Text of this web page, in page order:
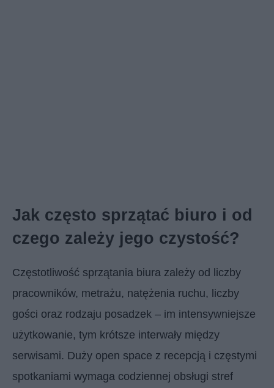
Jak często sprzątać biuro i od
czego zależy jego czystość?
Częstotliwość sprzątania biura zależy od liczby
pracowników, metrażu, natężenia ruchu, liczby
gości oraz rodzaju posadzek – im intensywniejsze
użytkowanie, tym krótsze interwały między
serwisami. Duży open space z recepcją i częstymi
spotkaniami wymaga codziennej obsługi stref